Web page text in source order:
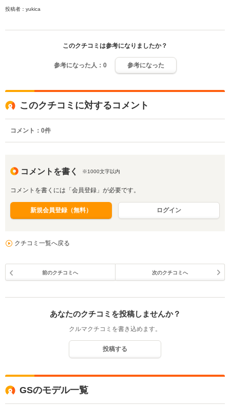
投稿者：yukica
このクチコミは参考になりましたか？
参考になった人： 0 参考になった
このクチコミに対するコメント
コメント： 0件
コメントを書く ※1000文字以内
コメントを書くには「会員登録」が必要です。
新規会員登録（無料） ログイン
クチコミ一覧へ戻る
前のクチコミへ 次のクチコミへ
あなたのクチコミを投稿しませんか？
クルマクチコミを書き込めます。
投稿する
GSのモデル一覧